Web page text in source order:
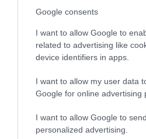
Google consents
I want to allow Google to
related to advertising like
device identifiers in apps.
I want to allow my user data
Google for online advertising
I want to allow Google to
personalized advertising.
Καφές: Ασφαλής για την